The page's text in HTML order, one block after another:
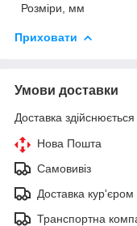
Розміри, мм
Приховати
Умови доставки
Доставка
Нова Пошта
Самовивіз
Доставка кур'єром
Транспортна